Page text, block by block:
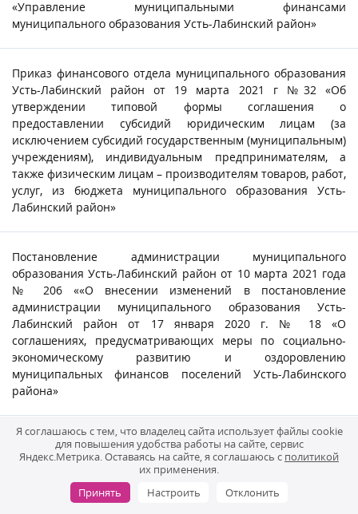
«Управление муниципальными финансами
муниципального образования Усть-Лабинский район»
Приказ финансового отдела муниципального образования
Усть-Лабинский район от 19 марта 2021 г №32 «Об
утверждении типовой формы соглашения о
предоставлении субсидий юридическим лицам (за
исключением субсидий государственным (муниципальным)
учреждениям), индивидуальным предпринимателям, а
также физическим лицам – производителям товаров, работ,
услуг, из бюджета муниципального образования Усть-
Лабинский район»
Постановление администрации муниципального
образования Усть-Лабинский район от 10 марта 2021 года
№ 206 ««О внесении изменений в постановление
администрации муниципального образования Усть-
Лабинский район от 17 января 2020 г. № 18 «О
соглашениях, предусматривающих меры по социально-
экономическому развитию и оздоровлению
муниципальных финансов поселений Усть-Лабинского
района»
Постановление администрации муниципального
образования Усть-Лабинский район от 20 февраля 2021 г
№149 "О внесении изменений в постановление АМО Усть-
Лабинский район от 31.01.2020 № 62 "Об утверждении
бюджетного прогноза муниципального образования Усть-
Я соглашаюсь с тем, что владелец сайта использует файлы cookie
для повышения удобства работы на сайте, сервис
Яндекс.Метрика. Оставаясь на сайте, я соглашаюсь с политикой
их применения.
Принять
Настроить Отклонить